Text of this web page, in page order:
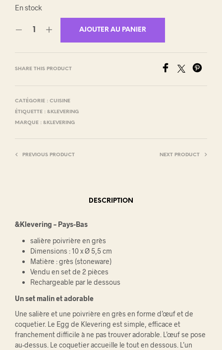
En stock
AJOUTER AU PANIER
SHARE THIS PRODUCT
CATÉGORIE : CUISINE
ÉTIQUETTE : &KLEVERING
MARQUE : &KLEVERING
PREVIOUS PRODUCT NEXT PRODUCT
DESCRIPTION
&Klevering – Pays-Bas
salière poivrière en grès
Dimensions : 10 x Ø 5,5 cm
Matière : grès (stoneware)
Vendu en set de 2 pièces
Rechargeable par le dessous
Un set malin et adorable
Une salière et une poivrière en grès en forme d’œuf et de
coquetier. Le Egg de Klevering est simple, efficace et
franchement difficile à ne pas trouver adorable. L’œuf se pose
au-dessus. Le coquetier accueille le tout en dessous. L’un